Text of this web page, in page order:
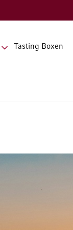
Tasting Boxen